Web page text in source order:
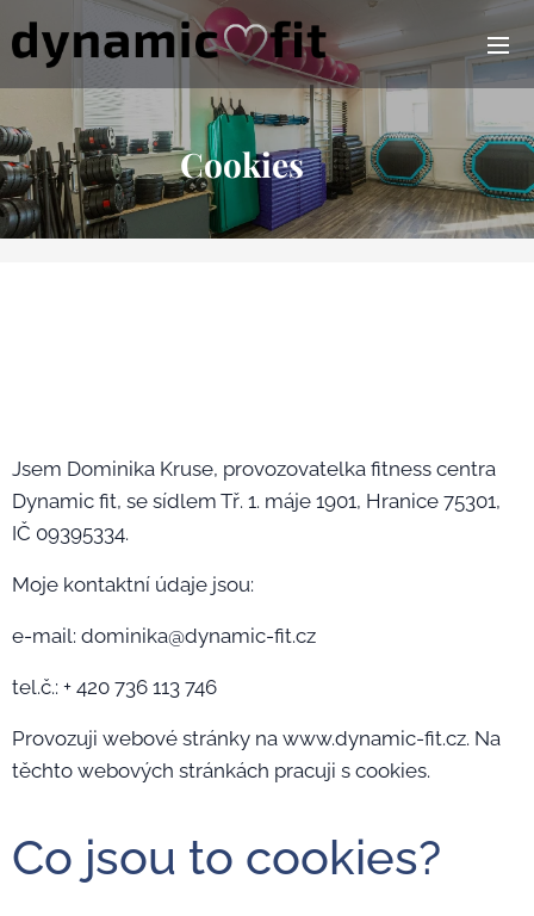
Cookies🍪
Jsem Dominika Kruse, provozovatelka fitness centra
Dynamic fit, se sídlem Tř. 1. máje 1901, Hranice 75301,
IČ 09395334.
Moje kontaktní údaje jsou:
e-mail: dominika@dynamic-fit.cz
tel.č.: + 420 736 113 746
Provozuji webové stránky na www.dynamic-fit.cz. Na
těchto webových stránkách pracuji s cookies.
Co jsou to cookies?